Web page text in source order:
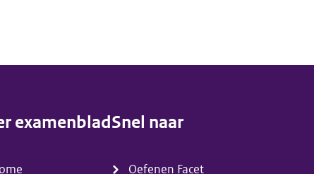
examenbladSnel naar
Oefenen Facet